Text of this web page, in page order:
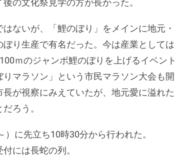
の文化祭見学の方が長かった。
ないが、「鯉のぼり」をメインに地元・
り生産で有名だった。今は産業としては
ｍのジャンボ鯉のぼりを上げるイベント
マラソン」という市民マラソン大会も開
が視察にみえていたが、地元愛に溢れた
ろう。
に先立ち10時30分から行われた。
には長蛇の列。